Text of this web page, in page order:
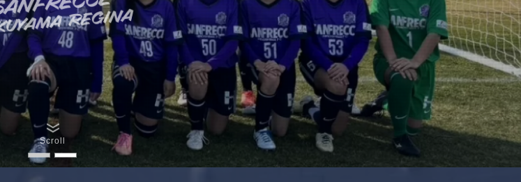
Scroll